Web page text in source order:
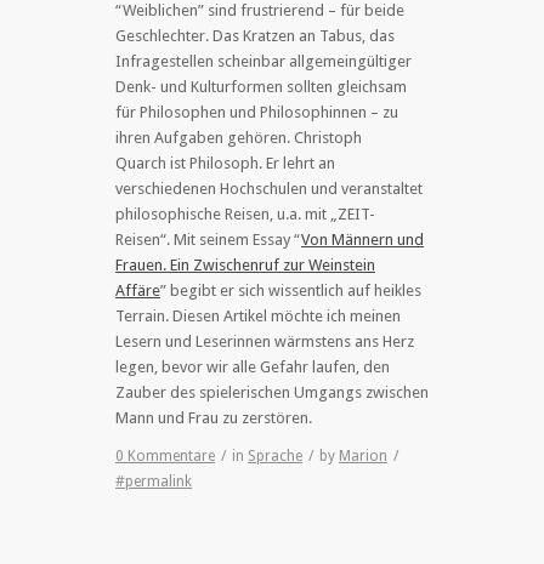
“Weiblichen” sind frustrierend – für beide
Geschlechter. Das Kratzen an Tabus, das
Infragestellen scheinbar allgemeingültiger
Denk- und Kulturformen sollten gleichsam
für Philosophen und Philosophinnen – zu
ihren Aufgaben gehören. Christoph
Quarch ist Philosoph. Er lehrt an
verschiedenen Hochschulen und veranstaltet
philosophische Reisen, u.a. mit „ZEIT-
Reisen“. Mit seinem Essay “Von Männern und
Frauen. Ein Zwischenruf zur Weinstein
Affäre” begibt er sich wissentlich auf heikles
Terrain. Diesen Artikel möchte ich meinen
Lesern und Leserinnen wärmstens ans Herz
legen, bevor wir alle Gefahr laufen, den
Zauber des spielerischen Umgangs zwischen
Mann und Frau zu zerstören.
0 Kommentare / in Sprache / by Marion /
#permalink